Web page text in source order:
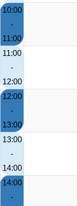
10:00
-
11:00
11:00
-
12:00
12:00
-
13:00
13:00
-
14:00
14:00
-